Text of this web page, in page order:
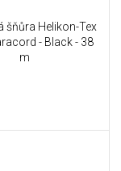
šňůra Helikon-Tex
- Black - 38
m